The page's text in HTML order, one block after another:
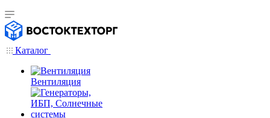
Каталог
Вентиляция